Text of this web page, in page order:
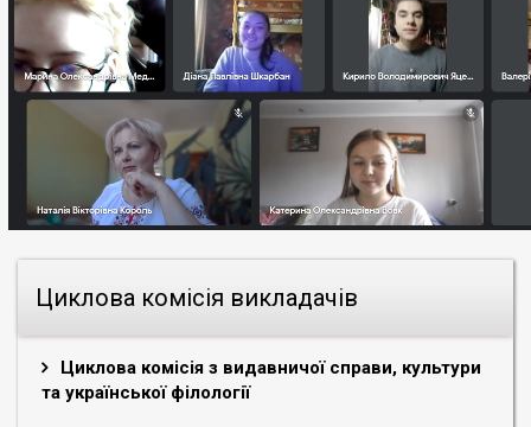
Циклова комісія викладачів
Циклова комісія з видавничої справи, культури
та української філології